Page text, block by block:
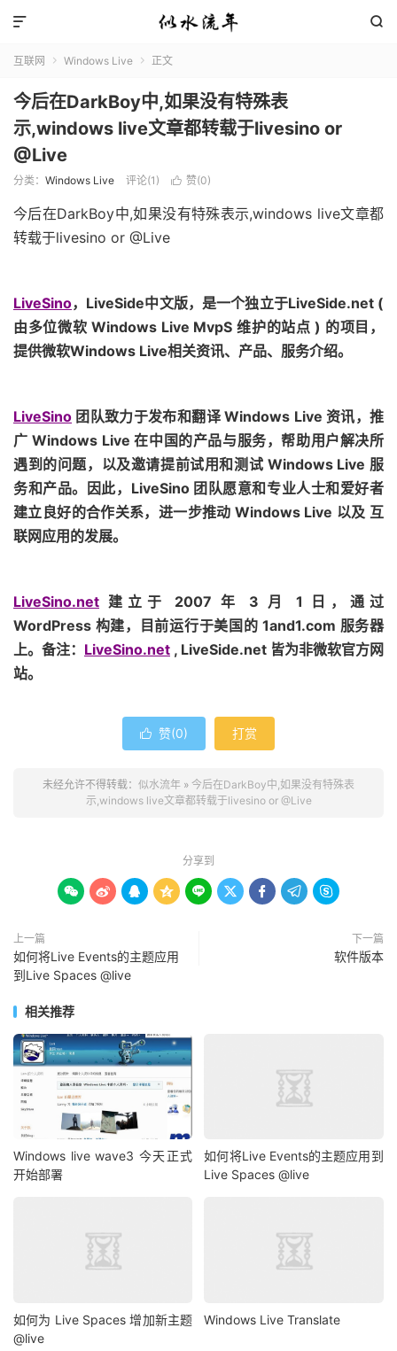


互联网  Windows Live  正文
今后在DarkBoy中,如果没有特殊表
示,windows live文章都转载于livesino or
@Live
分类： Windows Live 评论(1)  赞(0)
今后在DarkBoy中,如果没有特殊表示,windows live文章都
转载于livesino or @Live
LiveSino，LiveSide中文版，是一个独立于LiveSide.net (
由多位微软 Windows Live MvpS 维护的站点 ) 的项目，
提供微软Windows Live相关资讯、产品、服务介绍。
LiveSino 团队致力于发布和翻译 Windows Live 资讯，推
广 Windows Live 在中国的产品与服务，帮助用户解决所
遇到的问题，以及邀请提前试用和测试 Windows Live 服
务和产品。因此，LiveSino 团队愿意和专业人士和爱好者
建立良好的合作关系，进一步推动 Windows Live 以及 互
联网应用的发展。
LiveSino.net 建立于 2007 年 3 月 1 日，通过
WordPress 构建，目前运行于美国的 1and1.com 服务器
上。 备注： LiveSino.net , LiveSide.net 皆为非微软官方网
站。
 赞(0) 打赏
未经允许不得转载： 似水流年 » 今后在DarkBoy中,如果没有特殊表
示,windows live文章都转载于livesino or @Live
分享到
        
上一篇
如何将Live Events的主题应用
到Live Spaces @live
下一篇
软件版本
相关推荐
Windows live wave3 今天正式
开始部署
如何将Live Events的主题应用到
Live Spaces @live
如何为 Live Spaces 增加新主题
@live
Windows Live Translate